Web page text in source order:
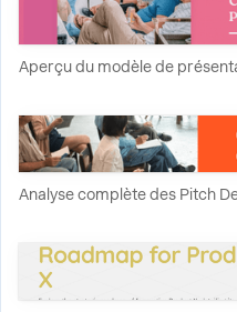
Aperçu du modèle de
Analyse complète des Pitch